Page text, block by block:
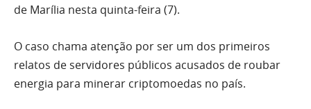
de Marília nesta quinta-feira (7).
O caso chama atenção por ser um dos primeiros
relatos de servidores públicos acusados de roubar
energia para minerar criptomoedas no país.